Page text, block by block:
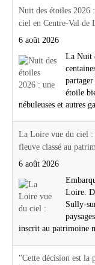
Nuit des étoiles 2026
ciel en Centre-Val de
6 août 2026
La Nuit
étoile
nébuleuses et autres
La Loire vue du ciel :
fleuve classé au
6 août 2026
Loire.
Sully-
inscrit au patrimoine
"Cette décision est